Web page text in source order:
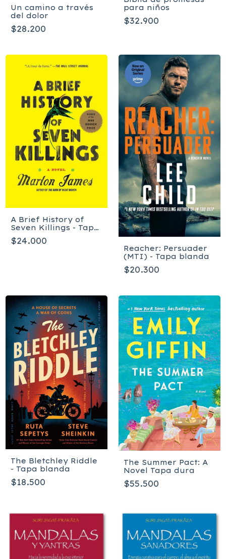
Un camino a través
del dolor
$28.200
para niños
$32.900
A Brief History of
Seven Killings - Tapa
blanda
$24.000
Reacher: Persuader
(MTI) - Tapa blanda
$20.300
The Bletchley Riddle
- Tapa blanda
$18.500
The Summer Pact: A
Novel Tapa dura
$55.500